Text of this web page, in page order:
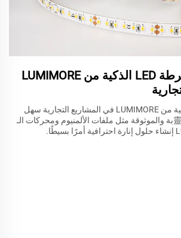
كيفية تركيب أشرطة LED الذكية من LUMIMORE
تركيب شرائح LED الذكية من LUMIMORE في المشاريع التجارية سهل
وفعال. مع الخيارات الم靈بة والموثوقة مثل ملفات الألمنيوم ومحركات الـ